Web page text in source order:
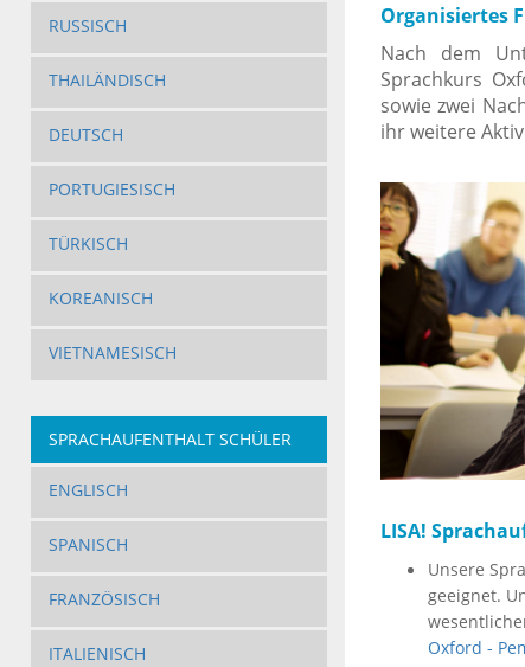
RUSSISCH
THAILÄNDISCH
DEUTSCH
PORTUGIESISCH
TÜRKISCH
KOREANISCH
VIETNAMESISCH
SPRACHAUFENTHALT SCHÜLER
ENGLISCH
SPANISCH
FRANZÖSISCH
ITALIENISCH
Organisiertes
Nach dem
Sprachkurs
sowie zwei
ihr weitere
LISA!
Unsere
geeignet.
Oxford -